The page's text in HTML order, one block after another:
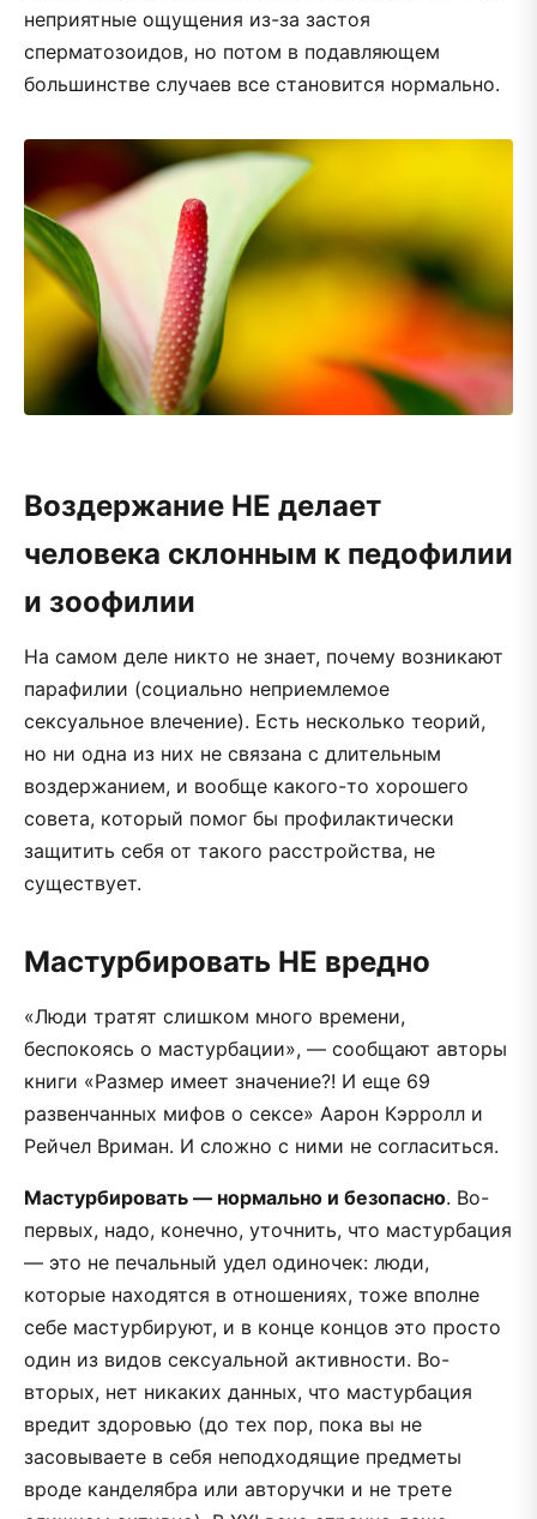
неприятные ощущения из-за застоя
сперматозоидов, но потом в подавляющем
большинстве случаев все становится нормально.
Воздержание НЕ делает
человека склонным к педофилии
и зоофилии
На самом деле никто не знает, почему возникают
парафилии (социально неприемлемое
сексуальное влечение). Есть несколько теорий,
но ни одна из них не связана с длительным
воздержанием, и вообще какого-то хорошего
совета, который помог бы профилактически
защитить себя от такого расстройства, не
существует.
Мастурбировать НЕ вредно
«Люди тратят слишком много времени,
беспокоясь о мастурбации», — сообщают авторы
книги «Размер имеет значение?! И еще 69
развенчанных мифов о сексе» Аарон Кэрролл и
Рейчел Вриман. И сложно с ними не согласиться.
Мастурбировать — нормально и безопасно. Во-
первых, надо, конечно, уточнить, что мастурбация
— это не печальный удел одиночек: люди,
которые находятся в отношениях, тоже вполне
себе мастурбируют, и в конце концов это просто
один из видов сексуальной активности. Во-
вторых, нет никаких данных, что мастурбация
вредит здоровью (до тех пор, пока вы не
засовываете в себя неподходящие предметы
вроде канделябра или авторучки и не трете